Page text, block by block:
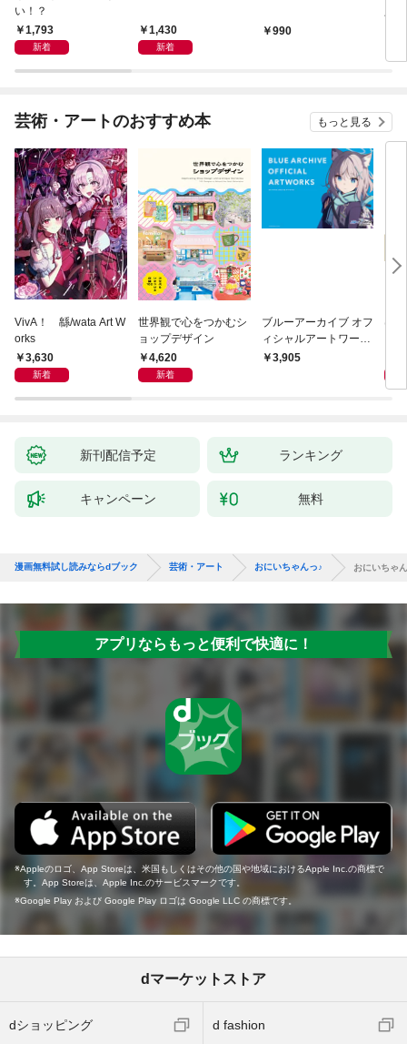
い！？
1,793
新着
1,430
新着
990
芸術・アートのおすすめ本 もっと見る
VivA！ 緜/wata Art W
orks
3,630
新着
世界観で心をつかむシ
ョップデザイン
4,620
新着
ブルーアーカイブ オフ
ィシャルアートワーク
ス3,905
は
新刊配信予定 ランキング
キャンペーン 無料
漫画無料試し読みならdブック 芸術・アート おにいちゃんっ♪ おにいちゃ
アプリならもっと便利で快適に！
Appleのロゴ、App Storeは、米国もしくはその他の国や地域におけるApple Inc.の商標で
す。App Storeは、Apple Inc.のサービスマークです。
Google Play および Google Play ロゴは Google LLC の商標です。
dマーケットストア
dショッピング d fashion